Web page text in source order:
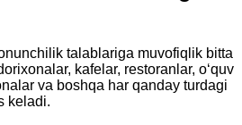
talablariga muvofiqlik bitta
kafelar, restoranlar, oʻquv
va boshqa har qanday turdagi
keladi.